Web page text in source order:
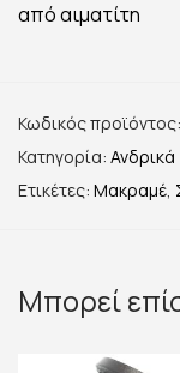
από αιματίτη
Κωδικός προϊόντος:
Κατηγορία: Ανδρικά
Ετικέτες: Μακραμέ,
Μπορεί